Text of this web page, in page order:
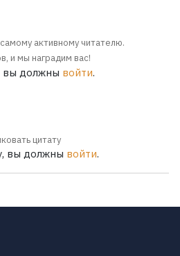
активному читателю.
и мы наградим вас!
вы должны войти.
цитату
вы должны войти.